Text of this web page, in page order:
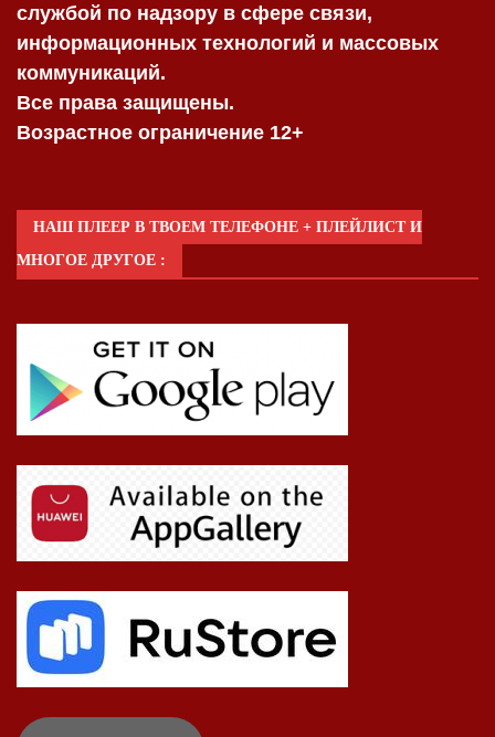
службой по надзору в сфере связи,
информационных технологий и массовых
коммуникаций.
Все права защищены.
Возрастное ограничение 12+
НАШ ПЛЕЕР В ТВОЕМ ТЕЛЕФОНЕ + ПЛЕЙЛИСТ И
МНОГОЕ ДРУГОЕ :